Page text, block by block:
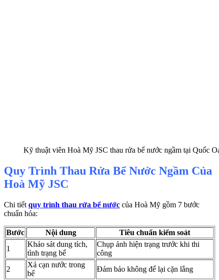
Kỹ thuật viên Hoà Mỹ JSC thau rửa bể nước ngầm tại Quốc
Quy Trình Thau Rửa Bể Nước Ngầm Của
Hoà Mỹ JSC
Chi tiết quy trình thau rửa bể nước của Hoà Mỹ gồm 7 bước
chuẩn hóa:
Bước Nội dung
Tiêu chuẩn kiểm soát
1
Khảo sát dung tích,
tình trạng bể
Chụp ảnh hiện trạng trước khi thi
công
2
Xả cạn nước trong
bể
Đảm bảo không để lại cặn lắng